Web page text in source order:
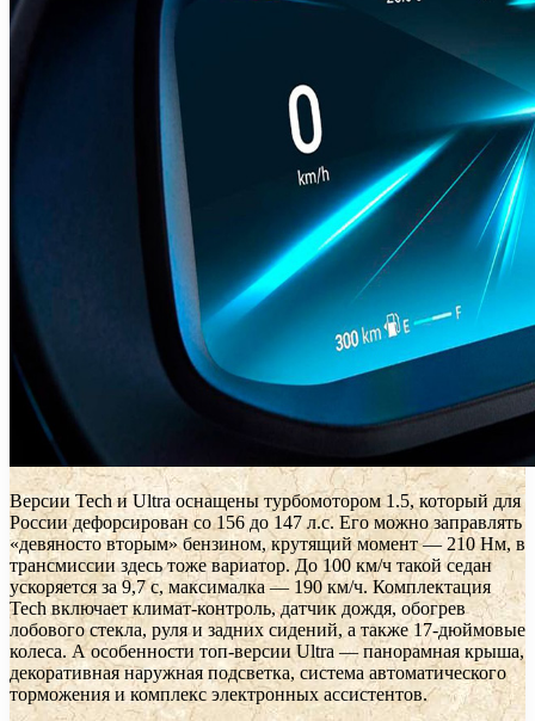
Версии Tech и Ultra оснащены турбомотором 1.5, который для
России дефорсирован со 156 до 147 л.с. Его можно заправлять
«девяносто вторым» бензином, крутящий момент — 210 Нм, в
трансмиссии здесь тоже вариатор. До 100 км/ч такой седан
ускоряется за 9,7 с, максималка — 190 км/ч. Комплектация
Tech включает климат-контроль, датчик дождя, обогрев
лобового стекла, руля и задних сидений, а также 17-дюймовые
колеса. А особенности топ-версии Ultra — панорамная крыша,
декоративная наружная подсветка, система автоматического
торможения и комплекс электронных ассистентов.